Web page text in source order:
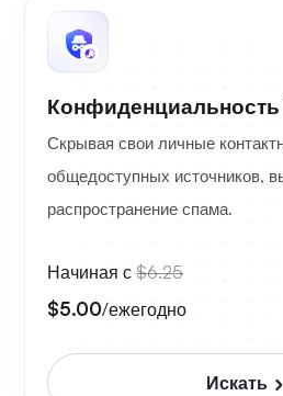
Конфиденциальность
Скрывая свои личные
общедоступных источников,
распространение спама.
Начиная с $6.25
$5.00/ежегодно
Искать